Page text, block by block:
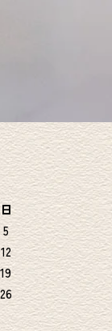
日
5
12
19
26